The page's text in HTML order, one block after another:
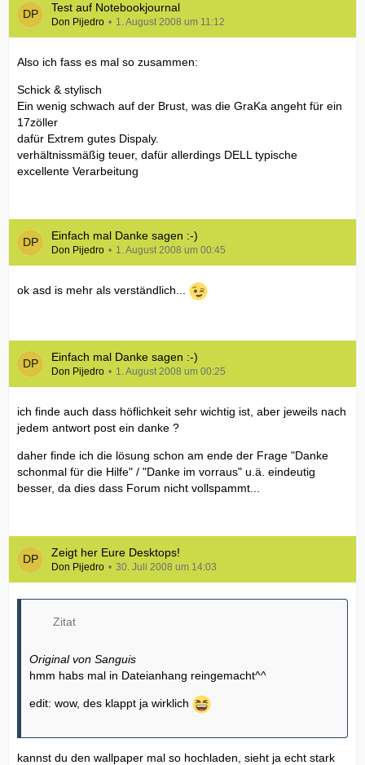
Test auf Notebookjournal
Don Pijedro 1. August 2008 um 11:12
Also ich fass es mal so zusammen:
Schick & stylisch
Ein wenig schwach auf der Brust, was die GraKa angeht für ein
17zöller
dafür Extrem gutes Dispaly.
verhältnissmäßig teuer, dafür allerdings DELL typische
excellente Verarbeitung
Einfach mal Danke sagen :-)
Don Pijedro 1. August 2008 um 00:45
ok asd is mehr als verständlich...
Einfach mal Danke sagen :-)
Don Pijedro 1. August 2008 um 00:25
ich finde auch dass höflichkeit sehr wichtig ist, aber jeweils nach
jedem antwort post ein danke ?
daher finde ich die lösung schon am ende der Frage "Danke
schonmal für die Hilfe" / "Danke im vorraus" u.ä. eindeutig
besser, da dies dass Forum nicht vollspammt...
Zeigt her Eure Desktops!
Don Pijedro 30. Juli 2008 um 14:03
Zitat
Original von Sanguis
hmm habs mal in Dateianhang reingemacht^^
edit: wow, des klappt ja wirklich
kannst du den wallpaper mal so hochladen, sieht ja echt stark